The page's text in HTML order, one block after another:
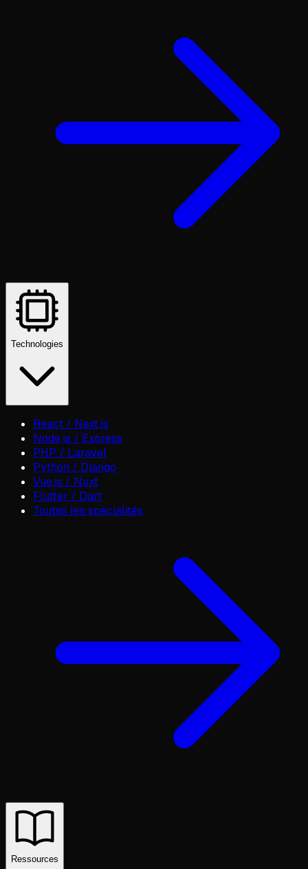
Technologies
React / Next.js
Node.js / Express
PHP / Laravel
Python / Django
Vue.js / Nuxt
Flutter / Dart
Toutes les spécialités
Ressources